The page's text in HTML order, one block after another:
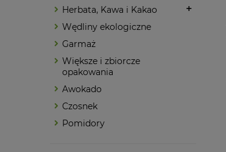
Herbata, Kawa i Kakao
Wędliny ekologiczne
Garmaż
Większe i zbiorcze
opakowania
Awokado
Czosnek
Pomidory